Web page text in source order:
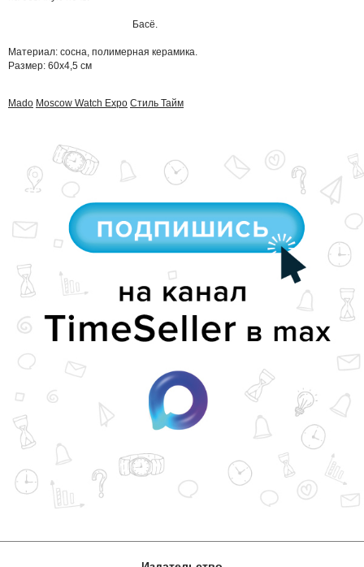
Басё.
Материал: сосна, полимерная керамика.
Размер: 60х4,5 см
Mado Moscow Watch Expo Стиль Тайм